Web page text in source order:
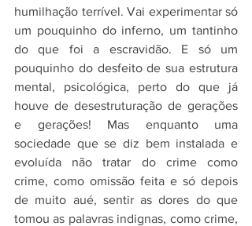
humilhação terrível. Vai experimentar só
um pouquinho do inferno, um tantinho
do que foi a escravidão. E só um
pouquinho do desfeito de sua estrutura
mental, psicológica, perto do que já
houve de desestruturação de gerações
e gerações! Mas enquanto uma
sociedade que se diz bem instalada e
evoluída não tratar do crime como
crime, como omissão feita e só depois
de muito aué, sentir as dores do que
tomou as palavras indignas, como crime,